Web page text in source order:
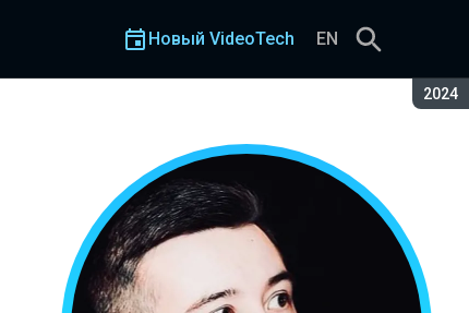
2024
Новый VideoTech EN